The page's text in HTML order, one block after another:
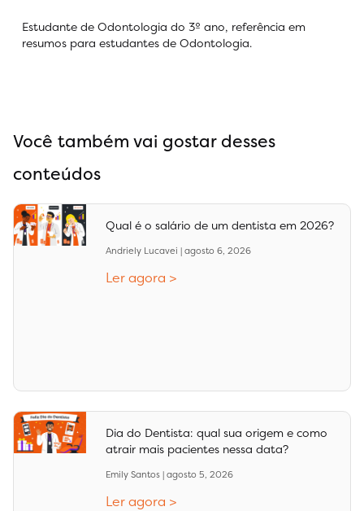
Estudante de Odontologia do 3º ano, referência em
resumos para estudantes de Odontologia.
Você também vai gostar desses
conteúdos
Qual é o salário de um dentista em 2026?
Andriely Lucavei agosto 6, 2026
Ler agora >
Dia do Dentista: qual sua origem e como
atrair mais pacientes nessa data?
Emily Santos agosto 5, 2026
Ler agora >